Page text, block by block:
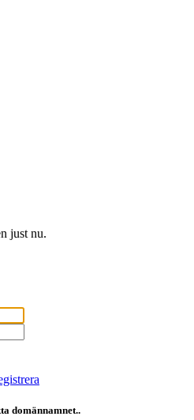
just nu.
domännamnet..